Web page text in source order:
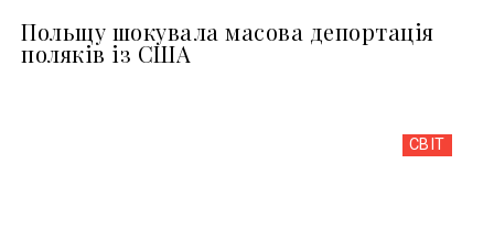
Польщу шокувала масова депортація
поляків із США
СВІТ